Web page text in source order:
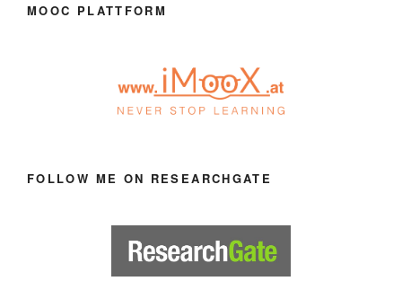
MOOC PLATTFORM
FOLLOW ME ON RESEARCHGATE